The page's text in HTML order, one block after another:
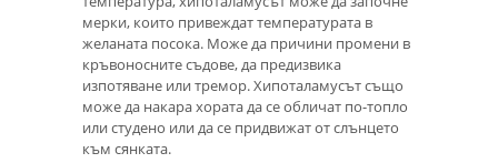
мерки, които привеждат температурата в
желаната посока. Може да причини промени в
кръвоносните съдове, да предизвика
изпотяване или тремор. Хипоталамусът също
може да накара хората да се обличат по-топло
или студено или да се придвижат от слънцето
към сянката.